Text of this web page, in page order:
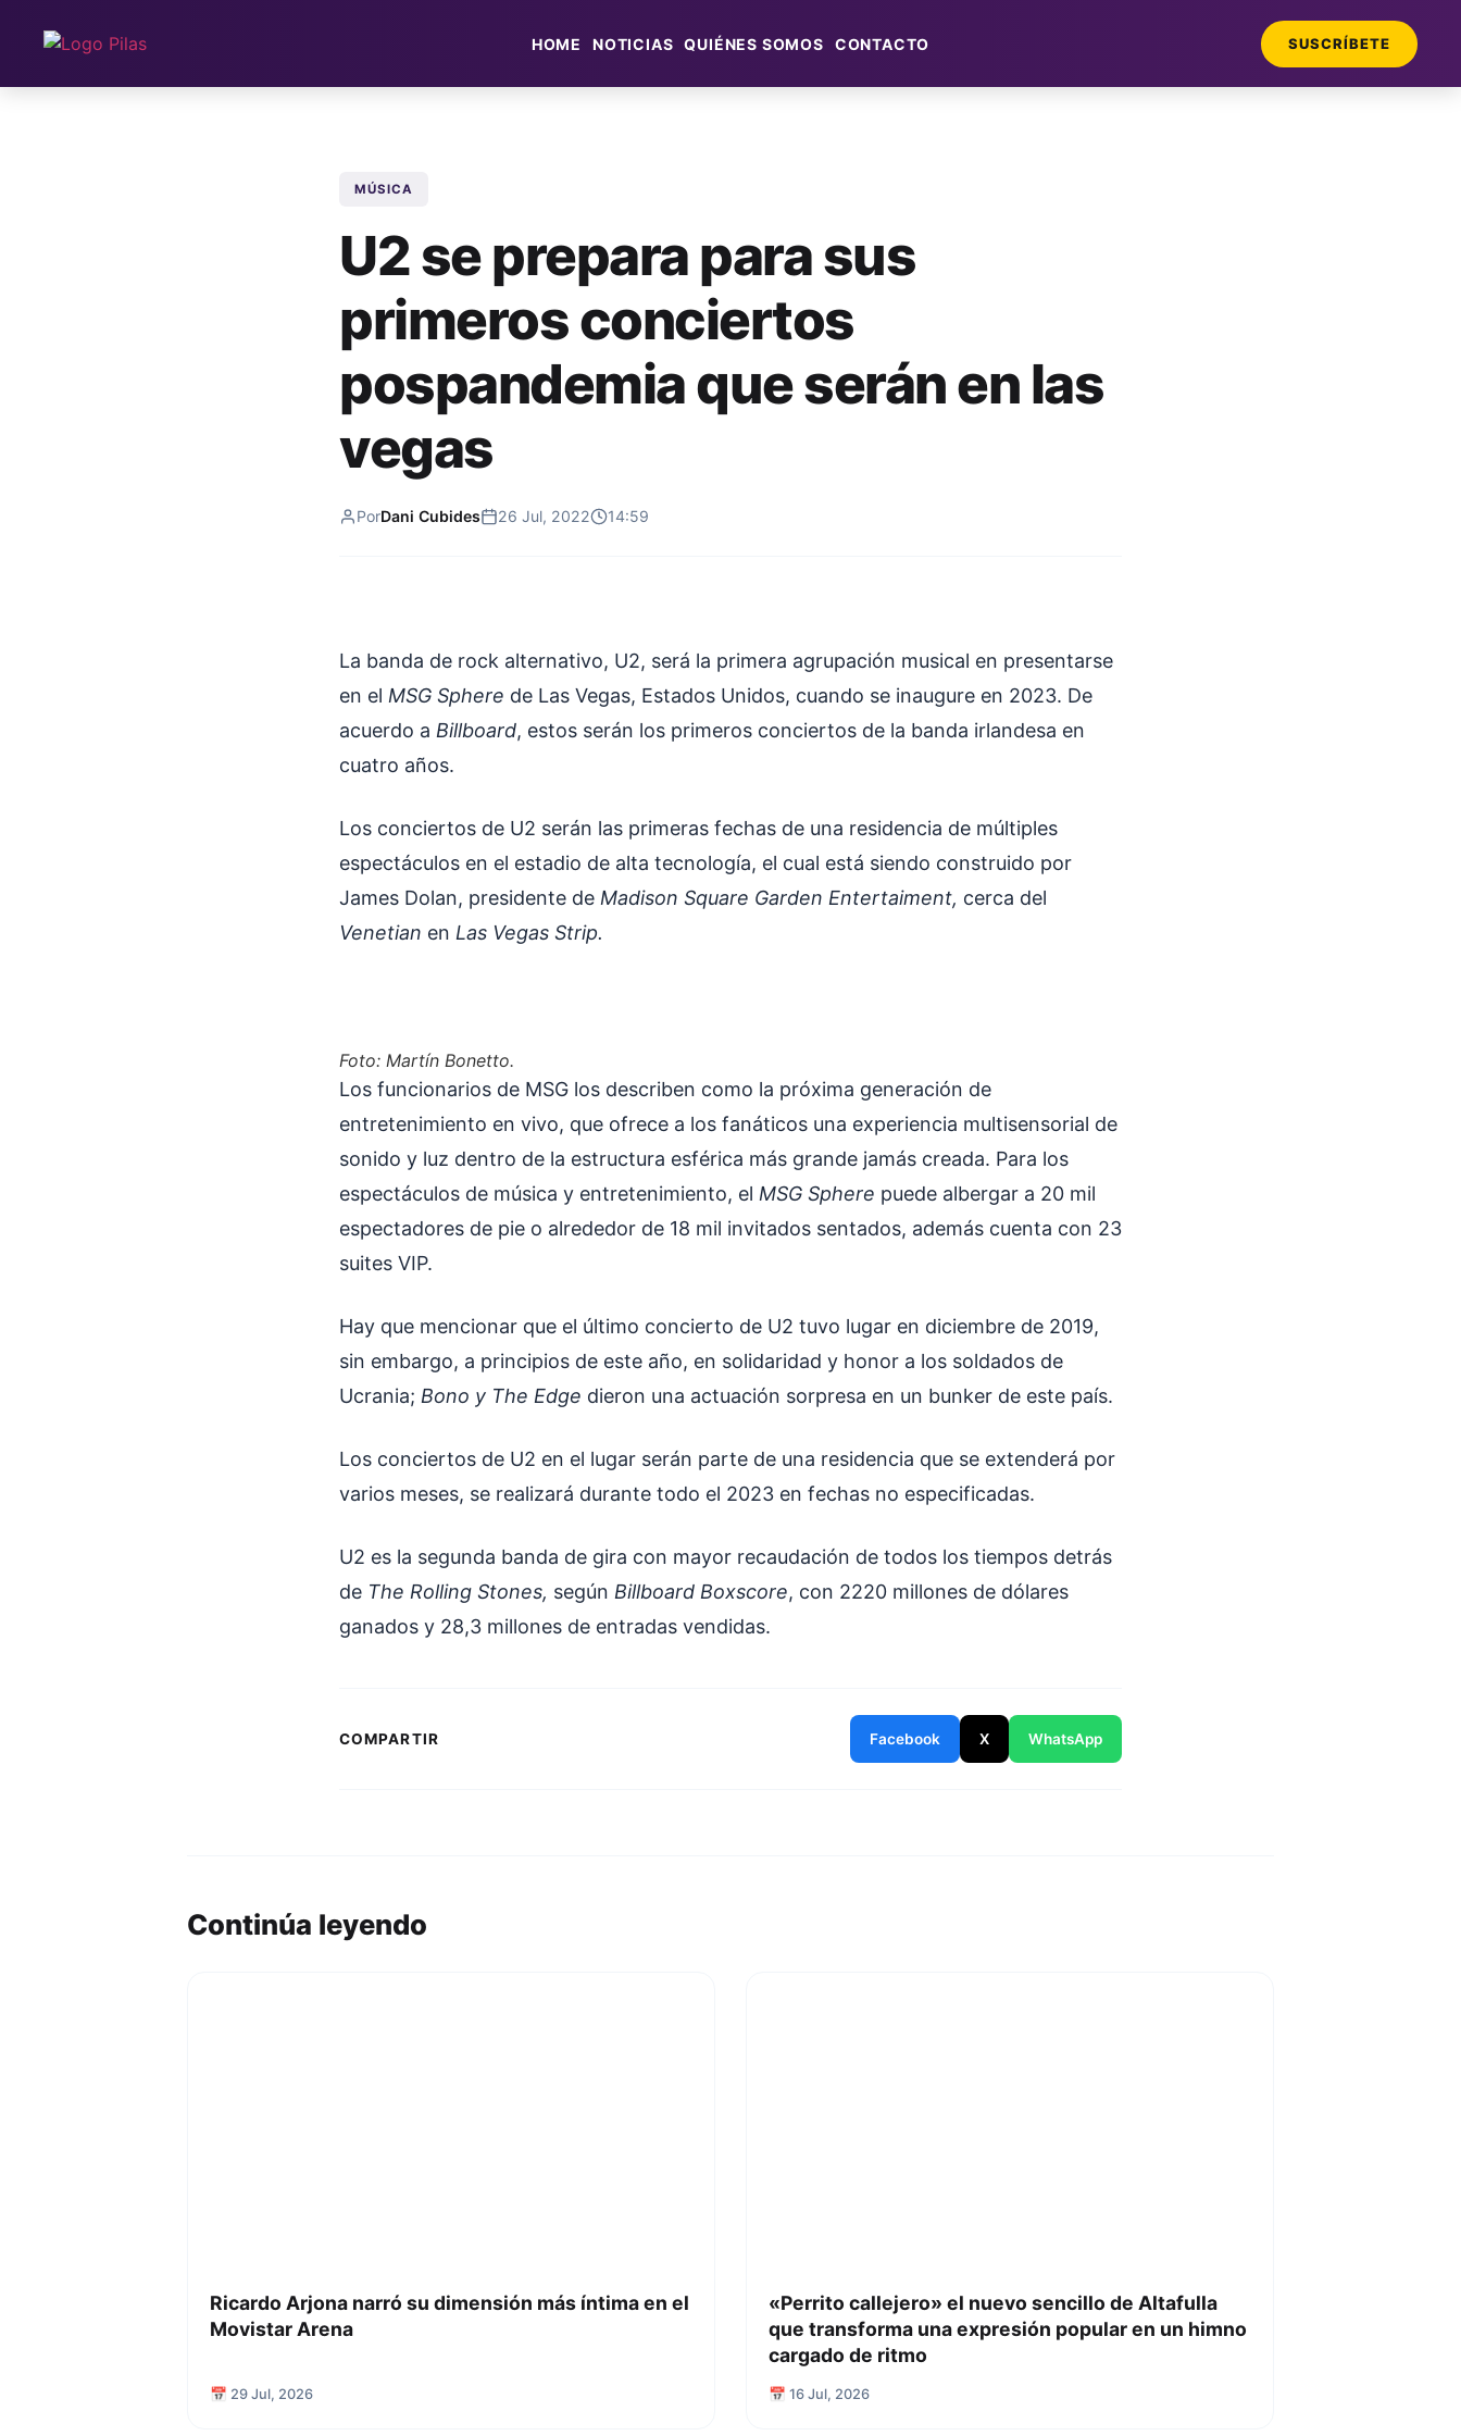
HOME NOTICIAS QUIÉNES SOMOS CONTACTO SUSCRÍBETE
MÚSICA
U2 se prepara para sus
primeros conciertos
pospandemia que serán en las
vegas
PorDani Cubides 26 Jul, 2022 14:59
La banda de rock alternativo, U2, será la primera agrupación musical en presentarse
en el MSG Sphere de Las Vegas, Estados Unidos, cuando se inaugure en 2023. De
acuerdo a Billboard, estos serán los primeros conciertos de la banda irlandesa en
cuatro años.
Los conciertos de U2 serán las primeras fechas de una residencia de múltiples
espectáculos en el estadio de alta tecnología, el cual está siendo construido por
James Dolan, presidente de Madison Square Garden Entertaiment, cerca del
Venetian en Las Vegas Strip.
Foto: Martín Bonetto.
Los funcionarios de MSG los describen como la próxima generación de
entretenimiento en vivo, que ofrece a los fanáticos una experiencia multisensorial de
sonido y luz dentro de la estructura esférica más grande jamás creada. Para los
espectáculos de música y entretenimiento, el MSG Sphere puede albergar a 20 mil
espectadores de pie o alrededor de 18 mil invitados sentados, además cuenta con 23
suites VIP.
Hay que mencionar que el último concierto de U2 tuvo lugar en diciembre de 2019,
sin embargo, a principios de este año, en solidaridad y honor a los soldados de
Ucrania; Bono y The Edge dieron una actuación sorpresa en un bunker de este país.
Los conciertos de U2 en el lugar serán parte de una residencia que se extenderá por
varios meses, se realizará durante todo el 2023 en fechas no especificadas.
U2 es la segunda banda de gira con mayor recaudación de todos los tiempos detrás
de The Rolling Stones, según Billboard Boxscore, con 2220 millones de dólares
ganados y 28,3 millones de entradas vendidas.
COMPARTIR Facebook X WhatsApp
Continúa leyendo
Ricardo Arjona narró su dimensión más íntima en el
Movistar Arena
📅 29 Jul, 2026
«Perrito callejero» el nuevo sencillo de Altafulla
que transforma una expresión popular en un himno
cargado de ritmo
📅 16 Jul, 2026